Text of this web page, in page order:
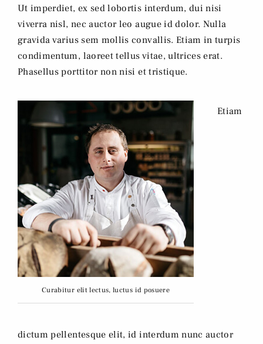
Ut imperdiet, ex sed lobortis interdum, dui nisi
viverra nisl, nec auctor leo augue id dolor. Nulla
gravida varius sem mollis convallis. Etiam in turpis
condimentum, laoreet tellus vitae, ultrices erat.
Phasellus porttitor non nisi et tristique.
Curabitur elit lectus, luctus id posuere
Etiam
dictum pellentesque elit, id interdum nunc auctor